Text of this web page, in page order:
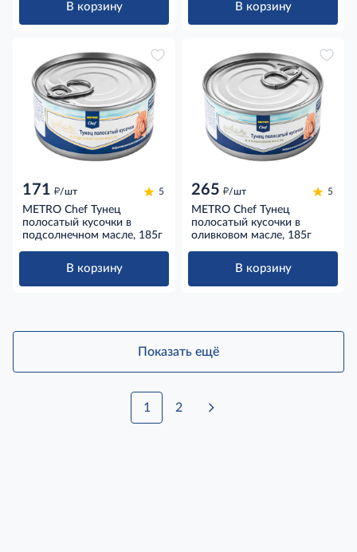
В корзину В корзину
171 д/шт 5
METRO Chef Тунец
полосатый кусочки в
подсолнечном масле, 185г
В корзину
265 д/шт 5
METRO Chef Тунец
полосатый кусочки в
оливковом масле, 185г
В корзину
Показать ещё
1 2